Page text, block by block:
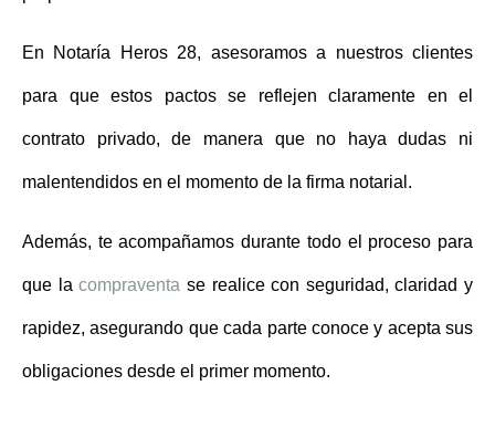
En Notaría Heros 28, asesoramos a nuestros clientes
para que estos pactos se reflejen claramente en el
contrato privado, de manera que no haya dudas ni
malentendidos en el momento de la firma notarial.
Además, te acompañamos durante todo el proceso para
que lacompraventa se realice con seguridad, claridad y
rapidez, asegurando que cada parte conoce y acepta sus
obligaciones desde el primer momento.